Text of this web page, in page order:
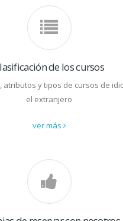
de los cursos
atributos y tipos de cursos de
el extranjero
ver más